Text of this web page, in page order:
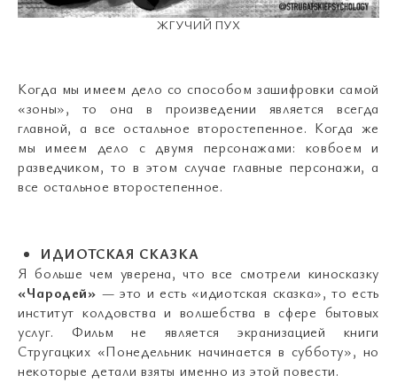
ЖГУЧИЙ ПУХ
Когда мы имеем дело со способом зашифровки самой
«зоны», то она в произведении является всегда
главной, а все остальное второстепенное. Когда же
мы имеем дело с двумя персонажами: ковбоем и
разведчиком, то в этом случае главные персонажи, а
все остальное второстепенное.
ИДИОТСКАЯ СКАЗКА
Я больше чем уверена, что все смотрели киносказку
«Чародей» — это и есть «идиотская сказка», то есть
институт колдовства и волшебства в сфере бытовых
услуг. Фильм не является экранизацией книги
Стругацких «Понедельник начинается в субботу», но
некоторые детали взяты именно из этой повести.